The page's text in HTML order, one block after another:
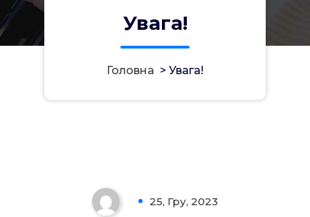
Увага!
Головна > Увага!
25, Гру, 2023